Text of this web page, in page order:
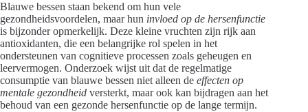
Blauwe bessen staan bekend om hun vele
gezondheidsvoordelen, maar hun invloed op de hersenfunctie
is bijzonder opmerkelijk. Deze kleine vruchten zijn rijk aan
antioxidanten, die een belangrijke rol spelen in het
ondersteunen van cognitieve processen zoals geheugen en
leervermogen. Onderzoek wijst uit dat de regelmatige
consumptie van blauwe bessen niet alleen de effecten op
mentale gezondheid versterkt, maar ook kan bijdragen aan het
behoud van een gezonde hersenfunctie op de lange termijn.